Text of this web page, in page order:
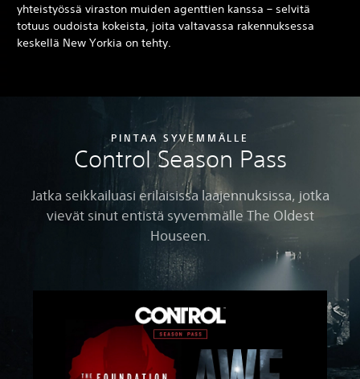
yhteistyössä viraston muiden agenttien kanssa – selvitä
totuus oudoista kokeista, joita valtavassa rakennuksessa
keskellä New Yorkia on tehty.
PINTAA SYVEMMÄLLE
Control Season Pass
Jatka seikkailuasi erilaisissa laajennuksissa, jotka
vievät sinut entistä syvemmälle The Oldest
Houseen.